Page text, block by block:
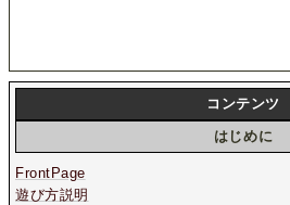
コンテンツ
はじめに
FrontPage
遊び方説明